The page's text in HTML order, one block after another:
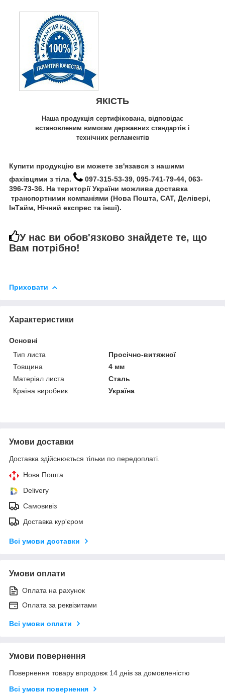
ЯКІСТЬ
Наша продукція сертифікована, відповідає
встановленим вимогам державних стандартів і
технічних регламентів
Купити продукцію ви можете зв'язався з нашими
фахівцями з тіла.
097-315-53-39, 095-741-79-44, 063-
396-73-36. На території України можлива доставка
транспортними компаніями (Нова Пошта, САТ, Делівері,
ІнТайм, Нічний експрес та інші).
У нас ви обов'язково знайдете те, що
Вам потрібно!
Приховати
Характеристики
Основні
Тип листа
Просічно-витяжної
Товщина
4 мм
Матеріал листа
Сталь
Країна виробник
Україна
Умови доставки
Доставка здійснюється тільки по передоплаті.
Нова Пошта
Delivery
Самовивіз
Доставка кур'єром
Всі умови доставки
Умови оплати
Оплата на рахунок
Оплата за реквізитами
Всі умови оплати
Умови повернення
Повернення товару впродовж 14 днів за домовленістю
Всі умови повернення